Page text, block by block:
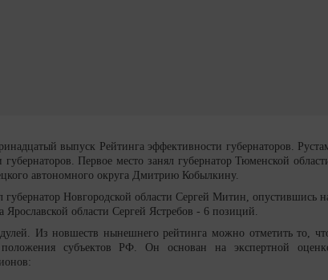
выпуск Рейтинга эффективности губернаторов.
Первое место занял губернатор Тюменской
автономного округа Дмитрию Кобылкину.
Новгородской области Сергей Митин, опустившись
области Сергей Ястребов - 6 позиций.
Из новшеств нынешнего рейтинга можно отметить то,
положения субъектов РФ. Он основан на экспертной